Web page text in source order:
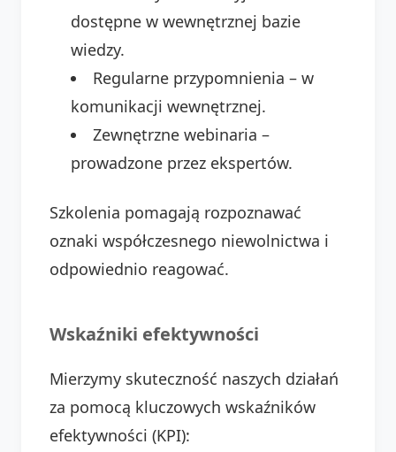
dostępne w wewnętrznej bazie
wiedzy.
Regularne przypomnienia – w
komunikacji wewnętrznej.
Zewnętrzne webinaria –
prowadzone przez ekspertów.
Szkolenia pomagają rozpoznawać
oznaki współczesnego niewolnictwa i
odpowiednio reagować.
Wskaźniki efektywności
Mierzymy skuteczność naszych działań
za pomocą kluczowych wskaźników
efektywności (KPI):